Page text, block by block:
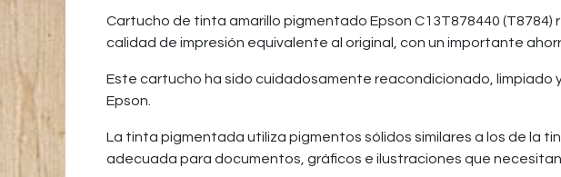
Cartucho de tinta amarillo pigmentado Epson C13T878440
calidad de impresión equivalente al original, con un importante
Este cartucho ha sido cuidadosamente reacondicionado,
Epson.
La tinta pigmentada utiliza pigmentos sólidos similares a los de la
adecuada para documentos, gráficos e ilustraciones que